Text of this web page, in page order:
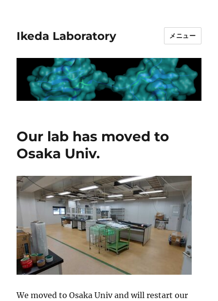
Ikeda Laboratory メニュー
Our lab has moved to
Osaka Univ.
We moved to Osaka Univ and will restart our